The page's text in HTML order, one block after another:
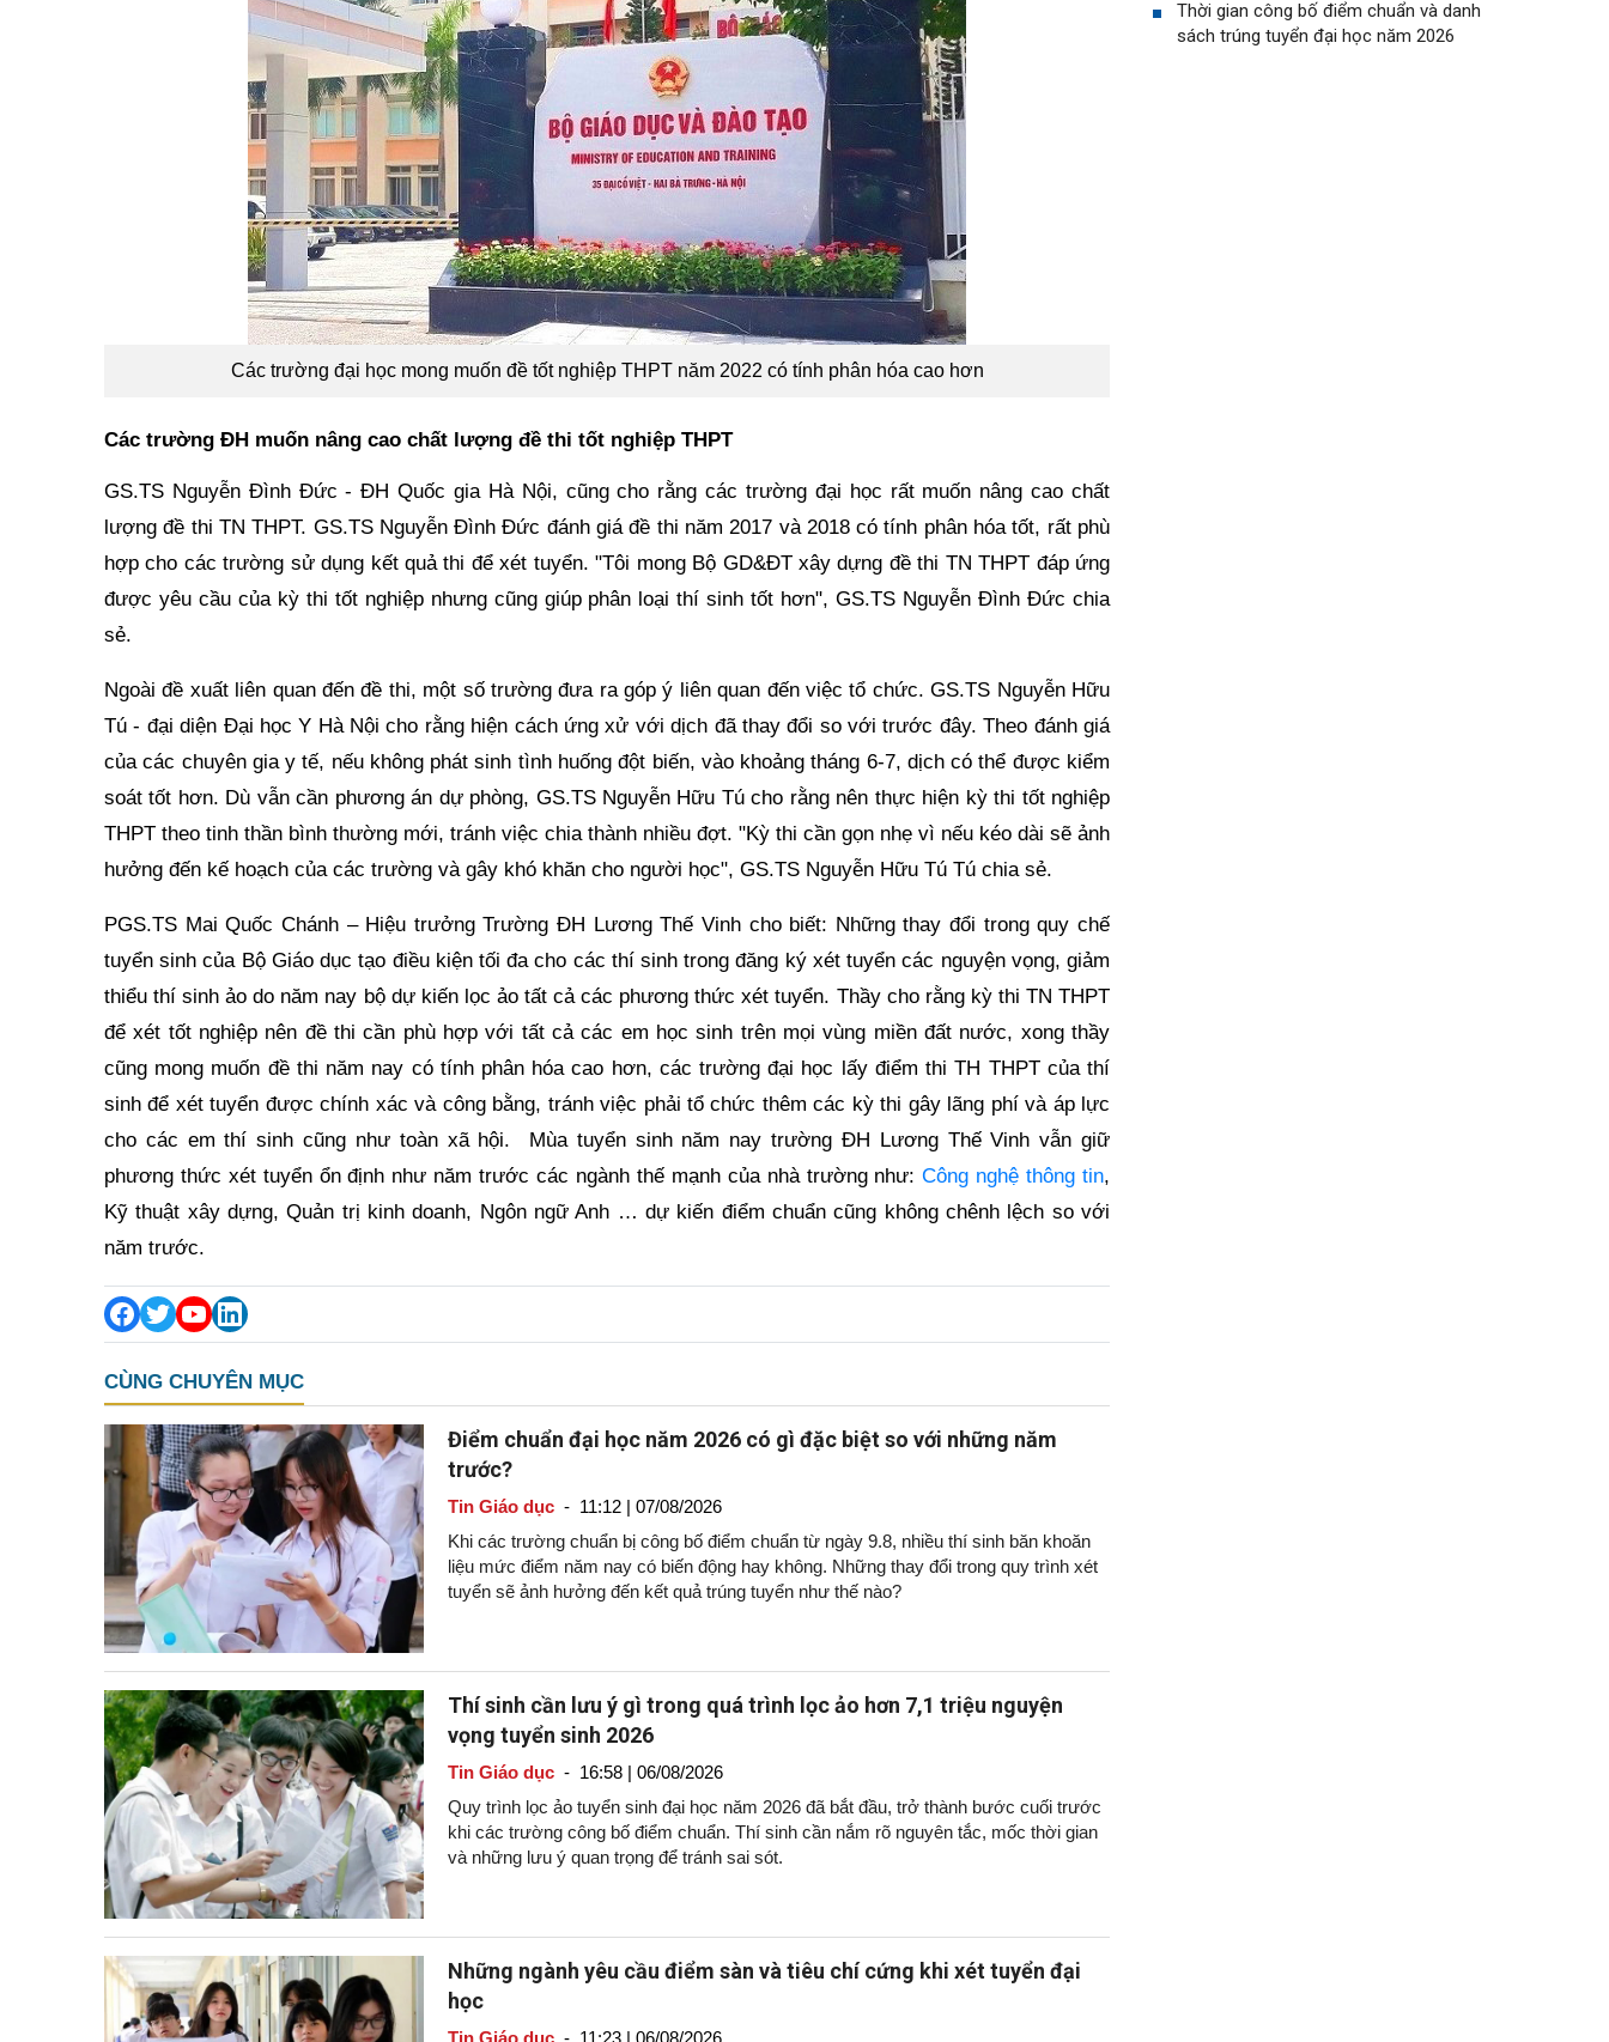
Các trường đại học mong muốn đề tốt nghiệp THPT năm 2022 có tính phân hóa cao hơn
Các trường ĐH muốn nâng cao chất lượng đề thi tốt nghiệp THPT
GS.TS Nguyễn Đình Đức - ĐH Quốc gia Hà Nội, cũng cho rằng các trường đại học rất muốn nâng cao chất
lượng đề thi TN THPT. GS.TS Nguyễn Đình Đức đánh giá đề thi năm 2017 và 2018 có tính phân hóa tốt, rất phù
hợp cho các trường sử dụng kết quả thi để xét tuyển. "Tôi mong Bộ GD&ĐT xây dựng đề thi TN THPT đáp ứng
được yêu cầu của kỳ thi tốt nghiệp nhưng cũng giúp phân loại thí sinh tốt hơn", GS.TS Nguyễn Đình Đức chia
sẻ.
Ngoài đề xuất liên quan đến đề thi, một số trường đưa ra góp ý liên quan đến việc tổ chức. GS.TS Nguyễn Hữu
Tú - đại diện Đại học Y Hà Nội cho rằng hiện cách ứng xử với dịch đã thay đổi so với trước đây. Theo đánh giá
của các chuyên gia y tế, nếu không phát sinh tình huống đột biến, vào khoảng tháng 6-7, dịch có thể được kiểm
soát tốt hơn. Dù vẫn cần phương án dự phòng, GS.TS Nguyễn Hữu Tú cho rằng nên thực hiện kỳ thi tốt nghiệp
THPT theo tinh thần bình thường mới, tránh việc chia thành nhiều đợt. "Kỳ thi cần gọn nhẹ vì nếu kéo dài sẽ ảnh
hưởng đến kế hoạch của các trường và gây khó khăn cho người học", GS.TS Nguyễn Hữu Tú Tú chia sẻ.
PGS.TS Mai Quốc Chánh – Hiệu trưởng Trường ĐH Lương Thế Vinh cho biết: Những thay đổi trong quy chế
tuyển sinh của Bộ Giáo dục tạo điều kiện tối đa cho các thí sinh trong đăng ký xét tuyển các nguyện vọng, giảm
thiểu thí sinh ảo do năm nay bộ dự kiến lọc ảo tất cả các phương thức xét tuyển. Thầy cho rằng kỳ thi TN THPT
để xét tốt nghiệp nên đề thi cần phù hợp với tất cả các em học sinh trên mọi vùng miền đất nước, xong thầy
cũng mong muốn đề thi năm nay có tính phân hóa cao hơn, các trường đại học lấy điểm thi TH THPT của thí
sinh để xét tuyển được chính xác và công bằng, tránh việc phải tổ chức thêm các kỳ thi gây lãng phí và áp lực
cho các em thí sinh cũng như toàn xã hội. Mùa tuyển sinh năm nay trường ĐH Lương Thế Vinh vẫn giữ
phương thức xét tuyển ổn định như năm trước các ngành thế mạnh của nhà trường như:Công nghệ thông tin,
Kỹ thuật xây dựng, Quản trị kinh doanh, Ngôn ngữ Anh … dự kiến điểm chuẩn cũng không chênh lệch so với
năm trước.
CÙNG CHUYÊN MỤC
Điểm chuẩn đại học năm 2026 có gì đặc biệt so với những năm
trước?
Tin Giáo dục- 11:12 | 07/08/2026
Khi các trường chuẩn bị công bố điểm chuẩn từ ngày 9.8, nhiều thí sinh băn khoăn
liệu mức điểm năm nay có biến động hay không. Những thay đổi trong quy trình xét
tuyển sẽ ảnh hưởng đến kết quả trúng tuyển như thế nào?
Thí sinh cần lưu ý gì trong quá trình lọc ảo hơn 7,1 triệu nguyện
vọng tuyển sinh 2026
Tin Giáo dục- 16:58 | 06/08/2026
Quy trình lọc ảo tuyển sinh đại học năm 2026 đã bắt đầu, trở thành bước cuối trước
khi các trường công bố điểm chuẩn. Thí sinh cần nắm rõ nguyên tắc, mốc thời gian
và những lưu ý quan trọng để tránh sai sót.
Những ngành yêu cầu điểm sàn và tiêu chí cứng khi xét tuyển đại
học
Tin Giáo dục- 11:23 | 06/08/2026
Thời gian công bố điểm chuẩn và danh
sách trúng tuyển đại học năm 2026